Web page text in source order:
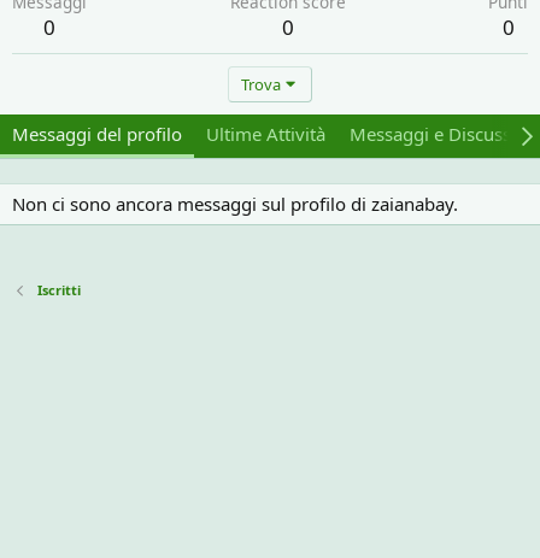
0 0 0
Trova
Messaggi del profilo Ultime Attività Messaggi e
Non ci sono ancora messaggi sul profilo di zaianabay.
Iscritti